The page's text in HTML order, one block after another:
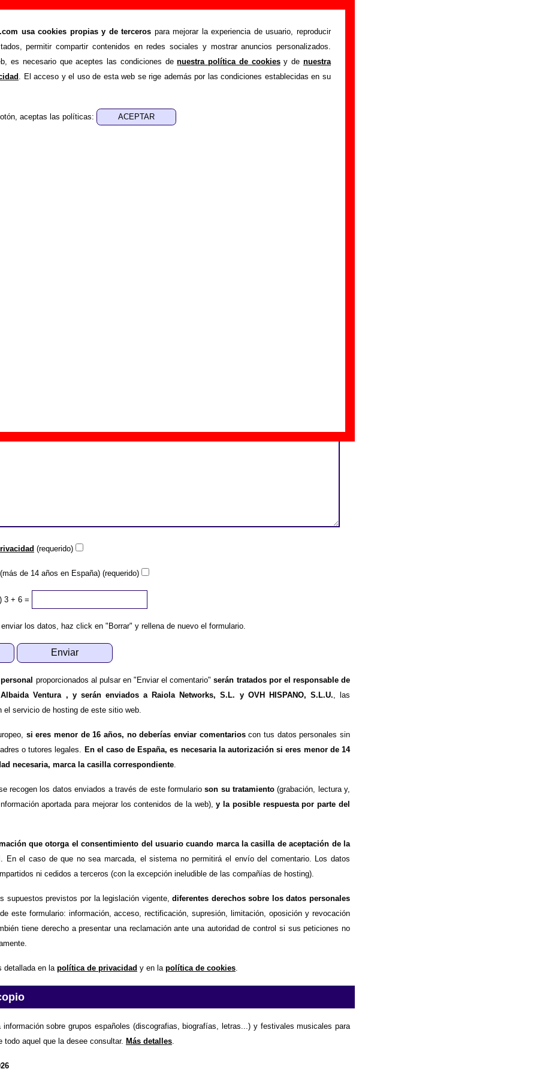
usa cookies propias y de terceros para mejorar la experiencia de usuario, reproducir
permitir compartir contenidos en redes sociales y mostrar anuncios personalizados.
es necesario que aceptes las condiciones denuestra política de cookiesy denuestra
. El acceso y el uso de esta web se rige además por las condiciones establecidas en su
aceptas las políticas:
- Añadir o corregir información
Idaho >Añadir
adicional, puedes enviar nueva información o corregir la existente mediante el
o escribiendo un e-mail a guialven@musicoscopio.com.Gracias por tu
(requerido)
de 14 años en España) (requerido)
3 + 6 =
los datos, haz click en "Borrar" y rellena de nuevo el formulario.
proporcionados al pulsar en "Enviar el comentario"serán tratados por el responsable de
Ventura , y serán enviados a Raiola Networks, S.L. y OVH HISPANO, S.L.U. , las
el servicio de hosting de este sitio web.
si eres menor de 16 años, no deberías enviar comentarioscon tus datos personales sin
o tutores legales.
En el caso de España, es necesaria la autorización si eres menor de 14
necesaria, marca la casilla correspondiente
recogen los datos enviados a través de este formularioson su tratamiento(grabación, lectura y,
aportada para mejorar los contenidos de la web),y la posible respuesta por parte del
que otorga el consentimiento del usuario cuando marca la casilla de aceptación de la
. En el caso de que no sea marcada, el sistema no permitirá el envío del comentario. Los datos
ni cedidos a terceros (con la excepción ineludible de las compañías de hosting).
supuestos previstos por la legislación vigente,diferentes derechos sobre los datos personales
este formulario: información, acceso, rectificación, supresión, limitación, oposición y revocación
tiene derecho a presentar una reclamación ante una autoridad de control si sus peticiones no
detallada en la política de privacidad y en la política de cookies
información sobre grupos españoles (discografias, biografías, letras...) y festivales musicales para
todo aquel que la desee consultar. Más detalles.